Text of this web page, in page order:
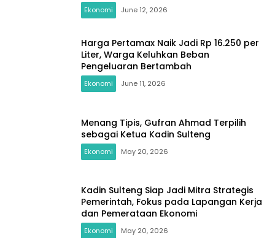
Ekonomi June 12, 2026
Harga Pertamax Naik Jadi Rp 16.250 per
Liter, Warga Keluhkan Beban
Pengeluaran Bertambah
Ekonomi June 11, 2026
Menang Tipis, Gufran Ahmad Terpilih
sebagai Ketua Kadin Sulteng
Ekonomi May 20, 2026
Kadin Sulteng Siap Jadi Mitra Strategis
Pemerintah, Fokus pada Lapangan Kerja
dan Pemerataan Ekonomi
Ekonomi May 20, 2026